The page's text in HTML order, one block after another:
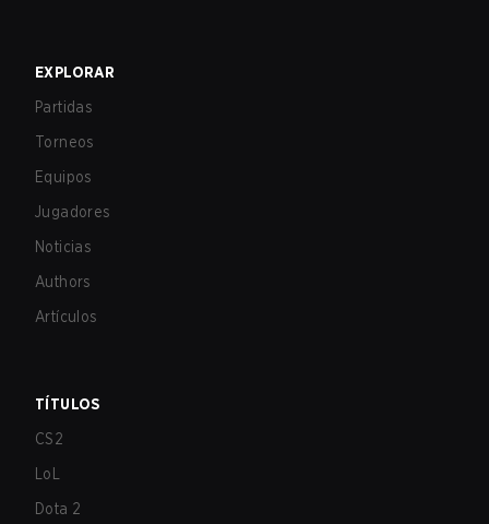
EXPLORAR
Partidas
Torneos
Equipos
Jugadores
Noticias
Authors
Artículos
TÍTULOS
CS2
LoL
Dota 2